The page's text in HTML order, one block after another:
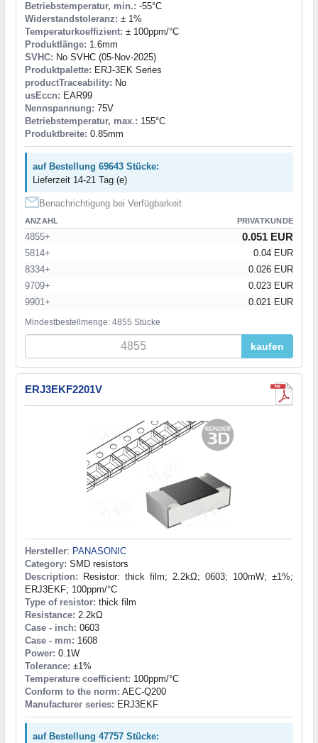
Betriebstemperatur, min.: -55°C
Widerstandstoleranz: ± 1%
Temperaturkoeffizient: ± 100ppm/°C
Produktlänge: 1.6mm
SVHC: No SVHC (05-Nov-2025)
Produktpalette: ERJ-3EK Series
productTraceability: No
usEccn: EAR99
Nennspannung: 75V
Betriebstemperatur, max.: 155°C
Produktbreite: 0.85mm
auf Bestellung 69643 Stücke:
Lieferzeit 14-21 Tag (e)
Benachrichtigung bei Verfügbarkeit
ANZAHL PRIVATKUNDE
4855+ 0.051 EUR
5814+
0.04 EUR
8334+
0.026 EUR
9709+
0.023 EUR
9901+
0.021 EUR
Mindestbestellmenge: 4855 Stücke
kaufen
ERJ3EKF2201V
Hersteller: PANASONIC
Category: SMD resistors
Description: Resistor: thick film; 2.2kΩ; 0603; 100mW; ±1%;
ERJ3EKF; 100ppm/°C
Type of resistor: thick film
Resistance: 2.2kΩ
Case - inch: 0603
Case - mm: 1608
Power: 0.1W
Tolerance: ±1%
Temperature coefficient: 100ppm/°C
Conform to the norm: AEC-Q200
Manufacturer series: ERJ3EKF
auf Bestellung 47757 Stücke: